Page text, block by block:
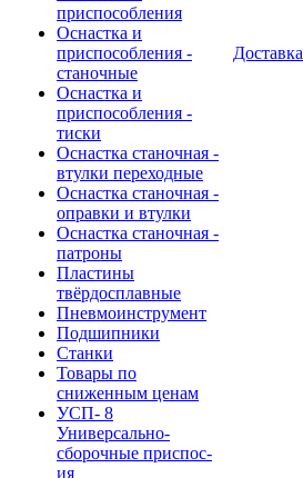
приспособления
Оснастка и
приспособления -
станочные
Оснастка и
приспособления -
тиски
Оснастка станочная -
втулки переходные
Оснастка станочная -
оправки и втулки
Оснастка станочная -
патроны
Пластины
твёрдосплавные
Пневмоинструмент
Подшипники
Станки
Товары по
сниженным ценам
УСП- 8
Универсально-
сборочные приспос-
ия
Доставка